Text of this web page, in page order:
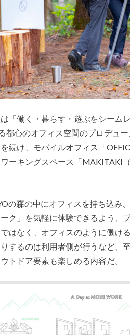
「働く・暮らす・遊ぶをシーム
都心のオフィス空間のプロデュ
続け、モバイルオフィス「
ーキングスペース「MAKITAKI
の森の中にオフィスを持ち込み
ク」を気軽に体験できるよう、
はなく、オフィスのように働け
するのは利用者側が行うなど、
トドア要素も楽しめる内容だ。